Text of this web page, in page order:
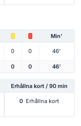
Min'
0 0 46'
0 0 46'
Erhållna kort / 90 min
0 Erhållna kort